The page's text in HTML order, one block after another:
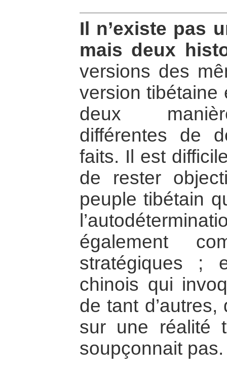
Il n’existe pas
mais deux
versions des
version tibétaine
deux
différentes de
faits. Il est
de rester
peuple tibétain
également
stratégiques ;
chinois qui
de tant
sur une réalité
soupçonnait pas.